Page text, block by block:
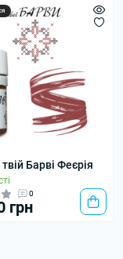
Барві Феєрія
0
грн